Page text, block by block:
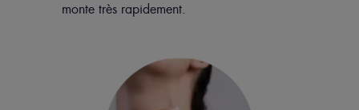
monte très rapidement.